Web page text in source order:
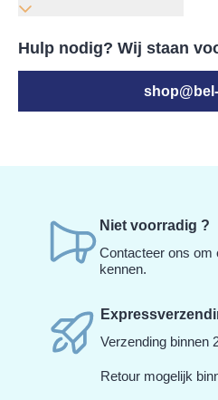
Hulp nodig? Wij staan
Niet voorradig ?
Contacteer ons om
kennen.
Verzending binnen
Retour mogelijk